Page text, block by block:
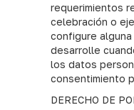
requerimientos
celebración o
configure
desarrolle
los datos
consentimiento
DERECHO DE